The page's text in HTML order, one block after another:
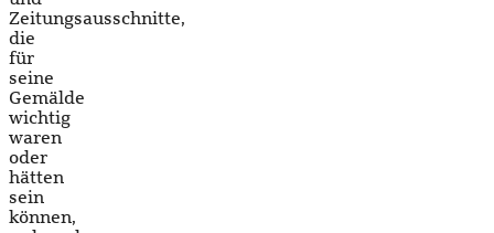
Zeitungsausschnitte,
die
für
seine
Gemälde
wichtig
waren
oder
hätten
sein
können,